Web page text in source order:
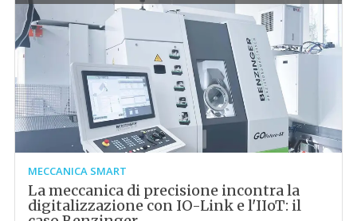
MECCANICA SMART
La meccanica di precisione incontra la
digitalizzazione con IO-Link e l'IIoT: il